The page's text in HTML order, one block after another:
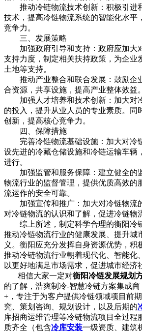
推动冷链物流技术创新：积极引进
技术，提高冷链物流系统的智能化水平
竞争力。
三、发展策略
加强政府引导和支持：政府应加大
支持力度，制定相关扶持政策，为企业
土地等支持。
推动产业整合和联合发展：鼓励企
合资源，共享设施，提高产业整体效益。
加强人才培养和技术创新：加大对
的投入，提升从业人员的专业素质。同
创新，提高核心竞争力。
四、保障措施
完善冷链物流基础设施：加大对冷
设先进的冷藏仓储设施和冷链运输车辆
进行。
加强监管和服务保障：建立健全的
物流行业的监督管理，提供优质高效的
流运作的安全可靠。
加强宣传和推广：加大对冷链物流
对冷链物流的认识和了解，促进冷链物
综上所述，制定科学合理的衡阳冷
推动冷链物流行业的健康发展、提升城
义。衡阳应充分发挥自身资源优势，积
推动冷链物流行业朝着现代化、智能化
以更好地满足市场需求，促进城市经济
相信大家一定对衡阳冷链发展规划
的了解，浩爽制冷-智慧冷链方案集成
+，专注于为客户提供冷链领域项目前
究、策划咨询、规划设计，以及后期的
库招商运维管理等冷链物流项目全过程
质齐全（包含冷库安装一级资质、建筑